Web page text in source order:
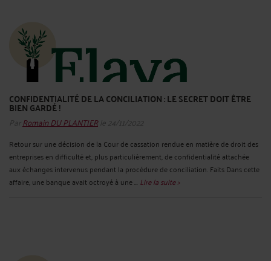
CONFIDENTIALITÉ DE LA CONCILIATION : LE SECRET DOIT ÊTRE
BIEN GARDÉ !
Par Romain DU PLANTIERle 24/11/2022
Retour sur une décision de la Cour de cassation rendue en matière de droit des
entreprises en difficulté et, plus particulièrement, de confidentialité attachée
aux échanges intervenus pendant la procédure de conciliation. Faits Dans cette
affaire, une banque avait octroyé à une ... Lire la suite >